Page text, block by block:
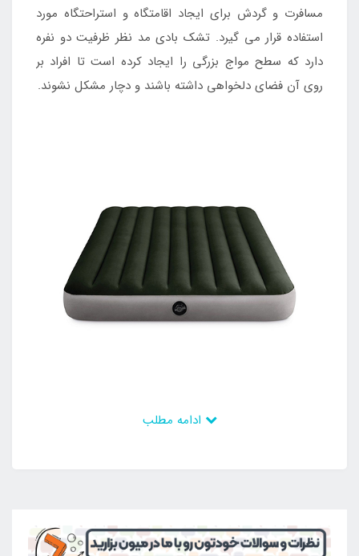
مسافرت و گردش برای ایجاد اقامتگاه و استراحتگاه مورد
استفاده قرار می گیرد. تشک بادی مد نظر ظرفیت دو نفره
دارد که سطح مواج بزرگی را ایجاد کرده است تا افراد بر
روی آن فضای دلخواهی داشته باشند و دچار مشکل نشوند.
با این وجود است که تشک بادی برترین نمونه از
و در صورت نیاز نداشتن به استفاده از این محصول بدنه را
از باد تخلیه کرده و به صورت جمع آوری شده نگه دارای